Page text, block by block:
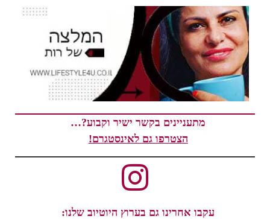
מתעניינים בקשר ישיר וקבוע?…
הצטרפו גם לאינסטגרם!
עקבו אחרינו גם בערוץ היוטיוב שלנו: